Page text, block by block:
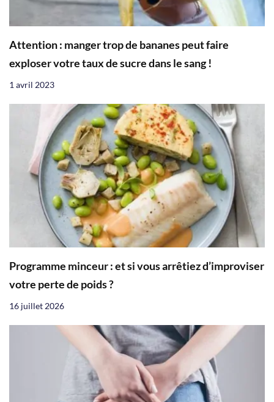
Attention : manger trop de bananes peut faire
exploser votre taux de sucre dans le sang !
1 avril 2023
Programme minceur : et si vous arrêtiez d’improviser
votre perte de poids ?
16 juillet 2026